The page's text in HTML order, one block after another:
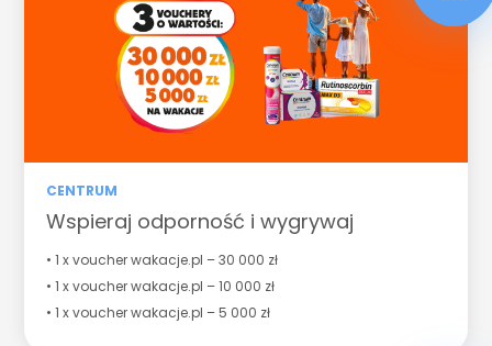
CENTRUM
Wspieraj odporność i wygrywaj
• 1 x voucher wakacje.pl – 30 000 zł
• 1 x voucher wakacje.pl – 10 000 zł
• 1 x voucher wakacje.pl – 5 000 zł